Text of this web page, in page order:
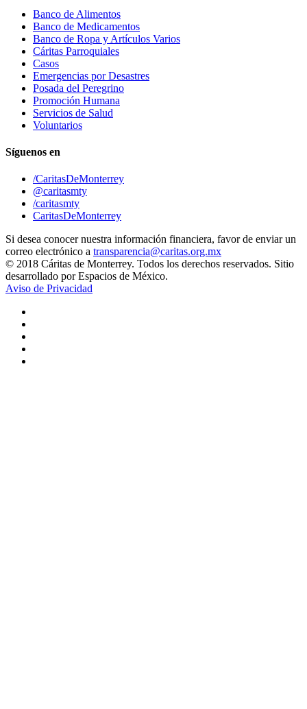
Banco de Alimentos
Banco de Medicamentos
Banco de Ropa y Artículos Varios
Cáritas Parroquiales
Casos
Emergencias por Desastres
Posada del Peregrino
Promoción Humana
Servicios de Salud
Voluntarios
Síguenos en
/CaritasDeMonterrey
@caritasmty
/caritasmty
CaritasDeMonterrey
Si desea conocer nuestra información financiera, favor de enviar un
correo electrónico a transparencia@caritas.org.mx
© 2018 Cáritas de Monterrey. Todos los derechos reservados. Sitio
desarrollado por Espacios de México.
Aviso de Privacidad